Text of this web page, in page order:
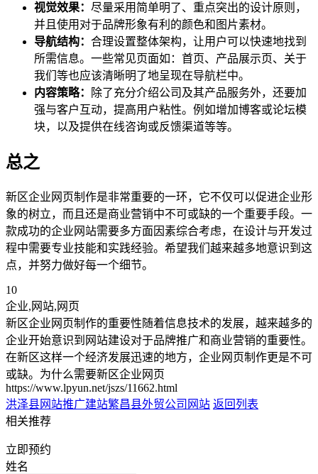
视觉效果： 尽量采用简单明了、重点突出的设计原则，
并且使用对于品牌形象有利的颜色和图片素材。
导航结构： 合理设置整体架构，让用户可以快速地找到
所需信息。一些常见页面如：首页、产品展示页、关于
我们等也应该清晰明了地呈现在导航栏中。
内容策略：
除了充分介绍公司及其产品服务外，还要加
强与客户互动，提高用户粘性。例如增加博客或论坛模
块，以及提供在线咨询或反馈渠道等等。
总之
新区企业网页制作是非常重要的一环，它不仅可以促进企业形
象的树立，而且还是商业营销中不可或缺的一个重要手段。一
款成功的企业网站需要多方面因素综合考虑，在设计与开发过
程中需要专业技能和实践经验。希望我们越来越多地意识到这
点，并努力做好每一个细节。
10
企业,网站,网页
新区企业网页制作的重要性随着信息技术的发展，越来越多的
企业开始意识到网站建设对于品牌推广和商业营销的重要性。
在新区这样一个经济发展迅速的地方，企业网页制作更是不可
或缺。为什么需要新区企业网页
https://www.lpyun.net/jszs/11662.html
洪泽县网站推广建站繁昌县外贸公司网站 返回列表
相关推荐
立即预约
姓名